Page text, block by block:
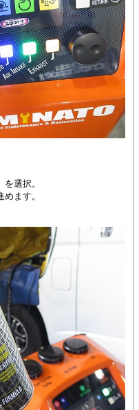
選択。
ます。